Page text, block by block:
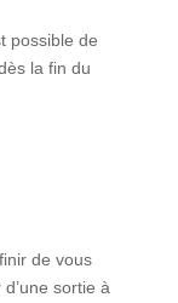
possible de
la fin du
de vous
sortie à